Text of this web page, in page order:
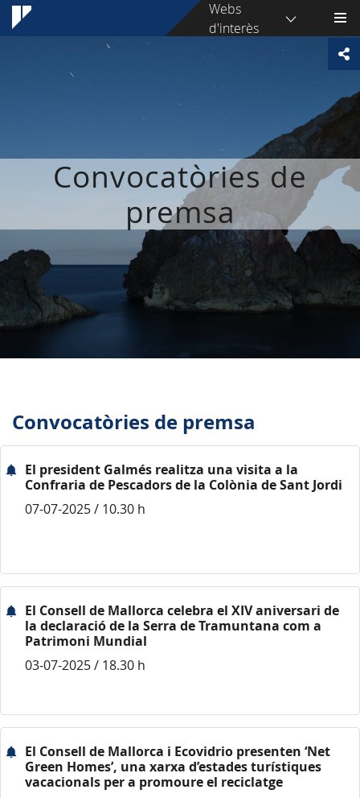
Webs
d'interès
Convocatòries de
premsa
Convocatòries de premsa
El president Galmés realitza una visita a la
Confraria de Pescadors de la Colònia de Sant Jordi
07-07-2025 / 10.30 h
El Consell de Mallorca celebra el XIV aniversari de
la declaració de la Serra de Tramuntana com a
Patrimoni Mundial
03-07-2025 / 18.30 h
El Consell de Mallorca i Ecovidrio presenten ‘Net
Green Homes’, una xarxa d’estades turístiques
vacacionals per a promoure el reciclatge